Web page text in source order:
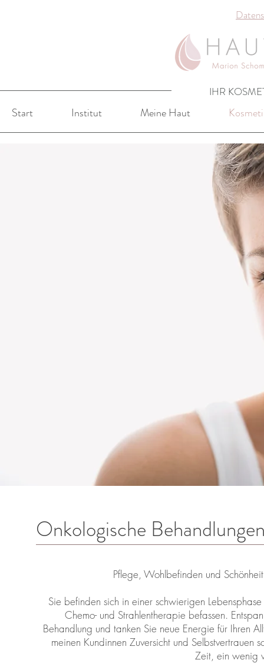
IHR
Start Institut Meine Haut
Onkologische
Pflege, Wohlbefinden und
Sie befinden sich in einer schwierigen
Chemo- und Strahlentherapie befassen.
Behandlung und tanken Sie neue Energie für Ihren
meinen Kundinnen Zuversicht und Selbstvertrauen
Zeit, ein wenig